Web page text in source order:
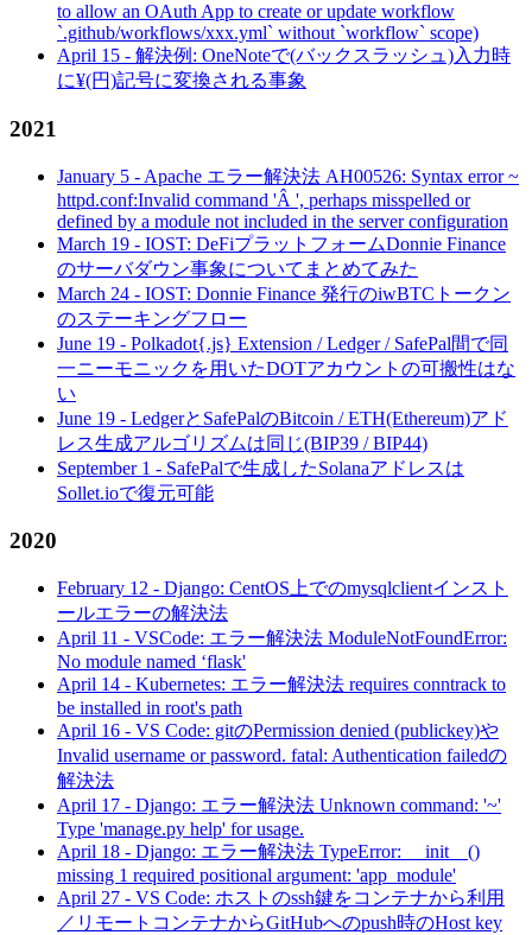
to allow an OAuth App to create or update workflow
`.github/workflows/xxx.yml` without `workflow` scope)
April 15 - 解決例: OneNoteで(バックスラッシュ)入力時
に¥(円)記号に変換される事象
2021
January 5 - Apache エラー解決法 AH00526: Syntax error ~
httpd.conf:Invalid command 'Â ', perhaps misspelled or
defined by a module not included in the server configuration
March 19 - IOST: DeFiプラットフォームDonnie Finance
のサーバダウン事象についてまとめてみた
March 24 - IOST: Donnie Finance 発行のiwBTCトークン
のステーキングフロー
June 19 - Polkadot{.js} Extension / Ledger / SafePal間で同
一ニーモニックを用いたDOTアカウントの可搬性はな
い
June 19 - LedgerとSafePalのBitcoin / ETH(Ethereum)アド
レス生成アルゴリズムは同じ(BIP39 / BIP44)
September 1 - SafePalで生成したSolanaアドレスは
Sollet.ioで復元可能
2020
February 12 - Django: CentOS上でのmysqlclientインスト
ールエラーの解決法
April 11 - VSCode: エラー解決法 ModuleNotFoundError:
No module named ‘flask'
April 14 - Kubernetes: エラー解決法 requires conntrack to
be installed in root's path
April 16 - VS Code: gitのPermission denied (publickey)や
Invalid username or password. fatal: Authentication failedの
解決法
April 17 - Django: エラー解決法 Unknown command: '~'
Type 'manage.py help' for usage.
April 18 - Django: エラー解決法 TypeError: __init__()
missing 1 required positional argument: 'app_module'
April 27 - VS Code: ホストのssh鍵をコンテナから利用
／リモートコンテナからGitHubへのpush時のHost key